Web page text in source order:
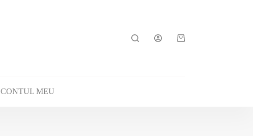
Coș
CONTUL MEU